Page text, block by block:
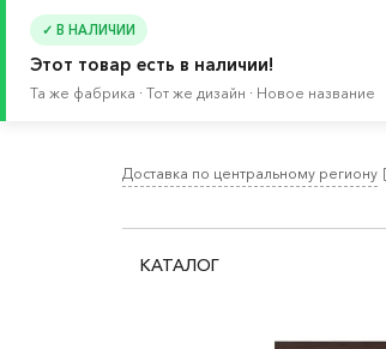
✓ В НАЛИЧИИ
Этот товар есть в наличии!
Та же фабрика · Тот же дизайн · Новое название
Доставка по центральному региону
КАТАЛОГ